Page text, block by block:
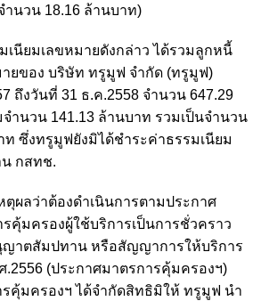
ำนวน 18.16 ล้านบาท)
นียมเลขหมายดังกล่าว ได้รวมลูกหนี้
ยของ บริษัท ทรูมูฟ จำกัด (ทรูมูฟ)
ถึงวันที่ 31 ธ.ค.2558 จำนวน 647.29
จำนวน 141.13 ล้านบาท รวมเป็นจำนวน
ท ซึ่งทรูมูฟยังมิได้ชำระค่าธรรมเนียม
น กสทช.
ตุผลว่าต้องดำเนินการตามประกาศ
รคุ้มครองผู้ใช้บริการเป็นการชั่วคราว
าตสัมปทาน หรือสัญญาการให้บริการ
(ประกาศมาตรการคุ้มครองฯ)
คุ้มครองฯ ได้จำกัดสิทธิมิให้ ทรูมูฟ นำ